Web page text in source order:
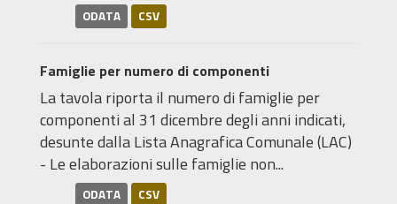
ODATA CSV
Famiglie per numero di componenti
La tavola riporta il numero di famiglie per
componenti al 31 dicembre degli anni indicati,
desunte dalla Lista Anagrafica Comunale (LAC)
- Le elaborazioni sulle famiglie non...
ODATA CSV